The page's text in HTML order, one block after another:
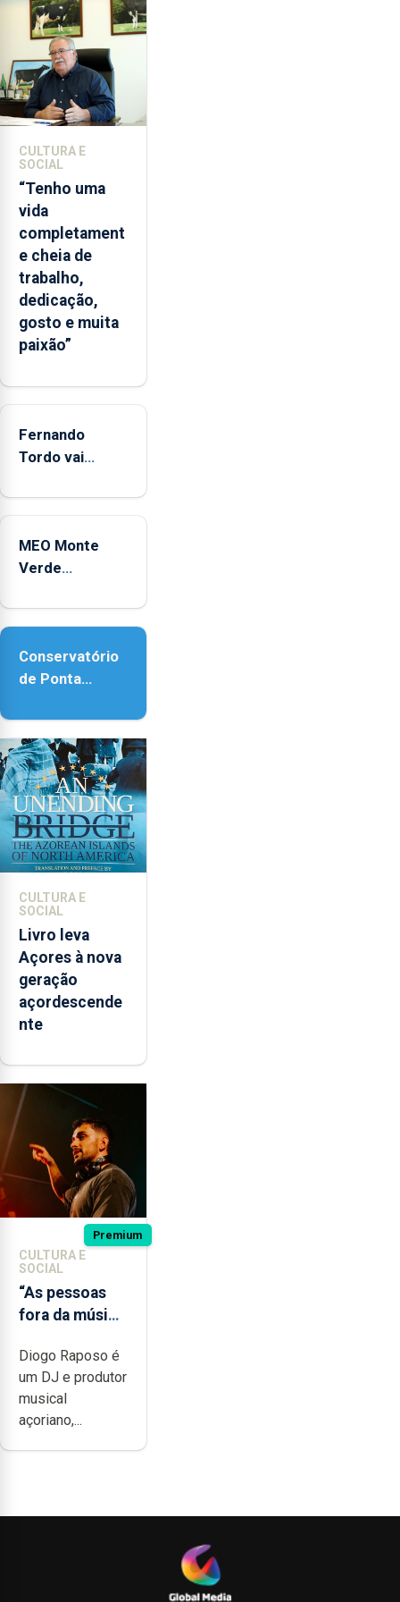
lapas
entre
2022
e
2026.
A
ilha
das
Flores
apresenta
um
“decréscimo
significativo”
da
CPUE
entre
2022
CULTURA E
SOCIAL
“Tenho uma
vida
completament
e cheia de
trabalho,
dedicação,
gosto e muita
paixão”
Fernando
Tordo vai
anos de
Coliseu
Micaelense
MEO Monte
Verde
reforço da
Conservatório
de Ponta
contar com
novos
instrumentos
CULTURA E
SOCIAL
Livro leva
Açores à nova
geração
açordescende
nte
Premium
CULTURA E
SOCIAL
“As pessoas
fora da música
noção do quão
difícil é
produzir uma
música”
Diogo Raposo é
um DJ e produtor
musical
açoriano,...